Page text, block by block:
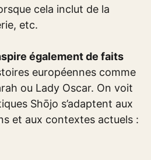
cela inclut de la
etc.
également de faits
européennes comme
ou Lady Oscar. On voit
Shōjo s’adaptent aux
et aux contextes actuels :